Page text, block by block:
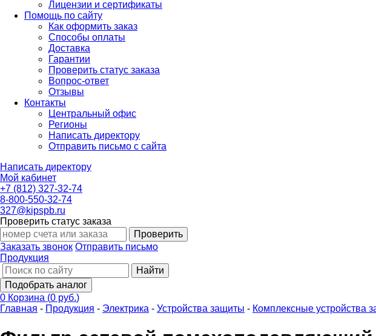
Лицензии и сертификаты
Помощь по сайту
Как оформить заказ
Способы оплаты
Доставка
Гарантии
Проверить статус заказа
Вопрос-ответ
Отзывы
Контакты
Центральный офис
Регионы
Написать директору
Отправить письмо с сайта
Написать директору
Мой кабинет
+7 (812) 327-32-74
8-800-550-32-74
327@kipspb.ru
Проверить статус заказа
Проверить
Заказать звонок Отправить письмо
Продукция
Найти
Подобрать аналог
0 Корзина (0 руб.)
Главная - Продукция - Электрика - Устройства защиты - Комплексные устройства